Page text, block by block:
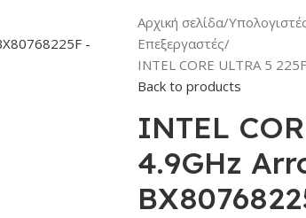
Αρχική σελίδα
Επεξεργαστές
INTEL CORE ULTRA 5
Back to products
INTEL
4.9GHz